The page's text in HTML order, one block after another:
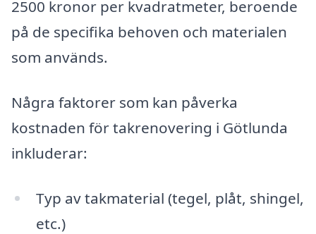
2500 kronor per kvadratmeter, beroende
på de specifika behoven och materialen
som används.
Några faktorer som kan påverka
kostnaden för takrenovering i Götlunda
inkluderar:
Typ av takmaterial (tegel, plåt, shingel,
etc.)